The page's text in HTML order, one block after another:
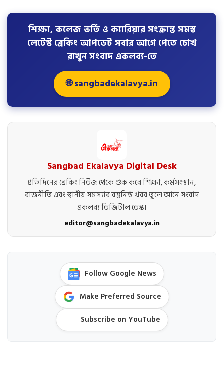
শিক্ষা, কলেজ ভর্তি ও ক্যারিয়ার সংক্রান্ত সমস্ত
লেটেস্ট ব্রেকিং আপডেট সবার আগে পেতে চোখ
রাখুন সংবাদ একলব্য-তে
🌐 sangbadekalavya.in
Sangbad Ekalavya Digital Desk
প্রতিদিনের ব্রেকিং নিউজ থেকে শুরু করে শিক্ষা, কর্মসংস্থান,
রাজনীতি এবং স্থানীয় সমস্যার বস্তুনিষ্ঠ খবর তুলে আনে সংবাদ
একলব্য ডিজিটাল ডেস্ক।
editor@sangbadekalavya.in
Follow Google News
Make Preferred Source
Subscribe on YouTube